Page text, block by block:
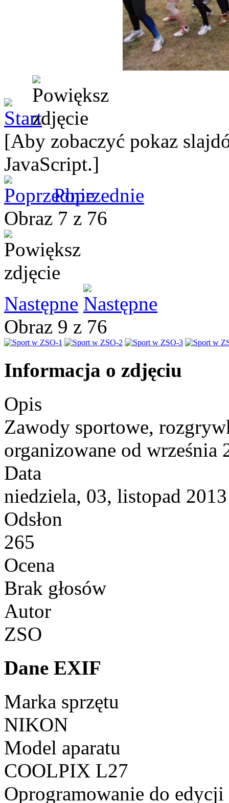
[Aby zobaczyć pokaz
JavaScript.]
Poprzednie
Obraz 7 z 76
Następne
Obraz 9 z 76
Informacja o zdjęciu
Opis
Zawody sportowe,
organizowane od września
Data
niedziela, 03, listopad 2013
Odsłon
265
Ocena
Brak głosów
Autor
ZSO
Dane EXIF
Marka sprzętu
NIKON
Model aparatu
COOLPIX L27
Oprogramowanie do edycji